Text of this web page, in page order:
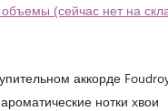
объемы (сейчас нет на
аккорде
нотки хвои